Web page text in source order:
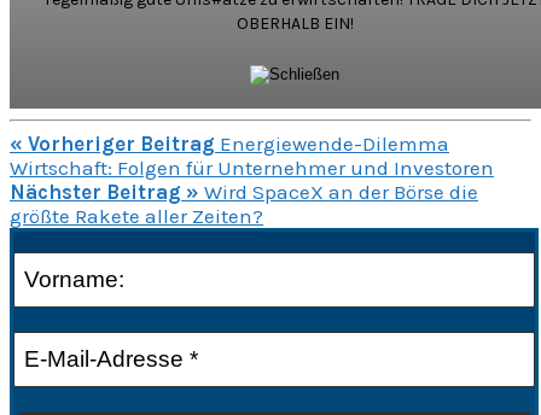
OBERHALB EIN!
« Vorheriger Beitrag Energiewende-Dilemma
Wirtschaft: Folgen für Unternehmer und Investoren
Nächster Beitrag » Wird SpaceX an der Börse die
größte Rakete aller Zeiten?